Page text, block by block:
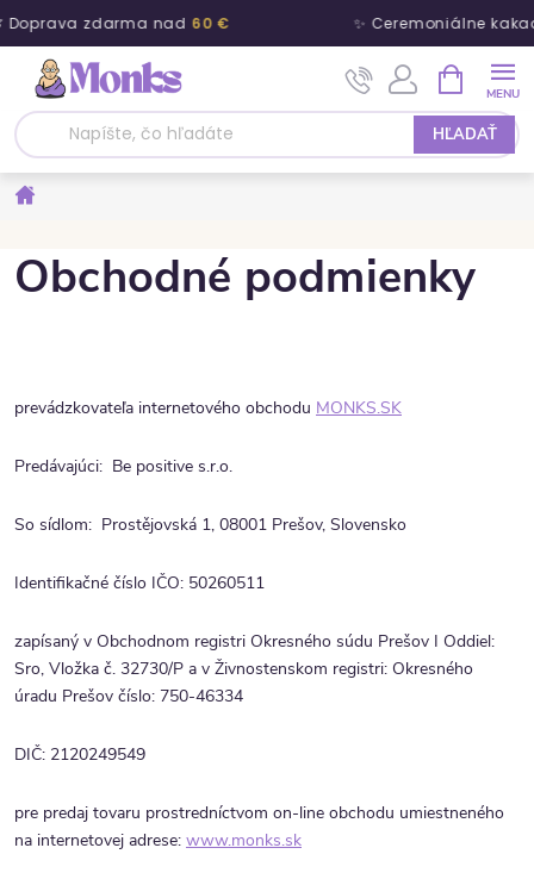
Doprava zdarma nad60 € ✨ Ceremoniálne
Prejsť na obsah
HĽADAŤ
Obchodné podmienky
prevádzkovateľa internetového obchodu MONKS.SK
Predávajúci: Be positive s.r.o.
So sídlom: Prostějovská 1, 08001 Prešov, Slovensko
Identifikačné číslo IČO: 50260511
zapísaný v Obchodnom registri Okresného súdu Prešov I Oddiel:
Sro, Vložka č. 32730/P a v Živnostenskom registri: Okresného
úradu Prešov číslo: 750-46334
DIČ: 2120249549
pre predaj tovaru prostredníctvom on-line obchodu umiestneného
na internetovej adrese: www.monks.sk